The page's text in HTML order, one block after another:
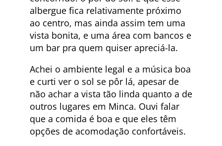
albergue fica relativamente próximo
ao centro, mas ainda assim tem uma
vista bonita, e uma área com bancos e
um bar pra quem quiser apreciá-la.
Achei o ambiente legal e a música boa
e curti ver o sol se pôr lá, apesar de
não achar a vista tão linda quanto a de
outros lugares em Minca. Ouvi falar
que a comida é boa e que eles têm
opções de acomodação confortáveis.